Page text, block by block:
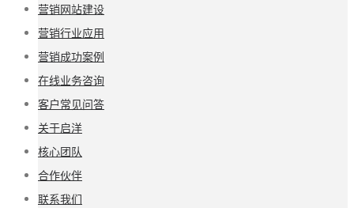
营销网站建设
营销行业应用
营销成功案例
在线业务咨询
客户常见问答
关于启洋
核心团队
合作伙伴
联系我们